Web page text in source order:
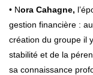
• Nora Cahagne,
gestion financière :
création du groupe il
stabilité et de la
sa connaissance